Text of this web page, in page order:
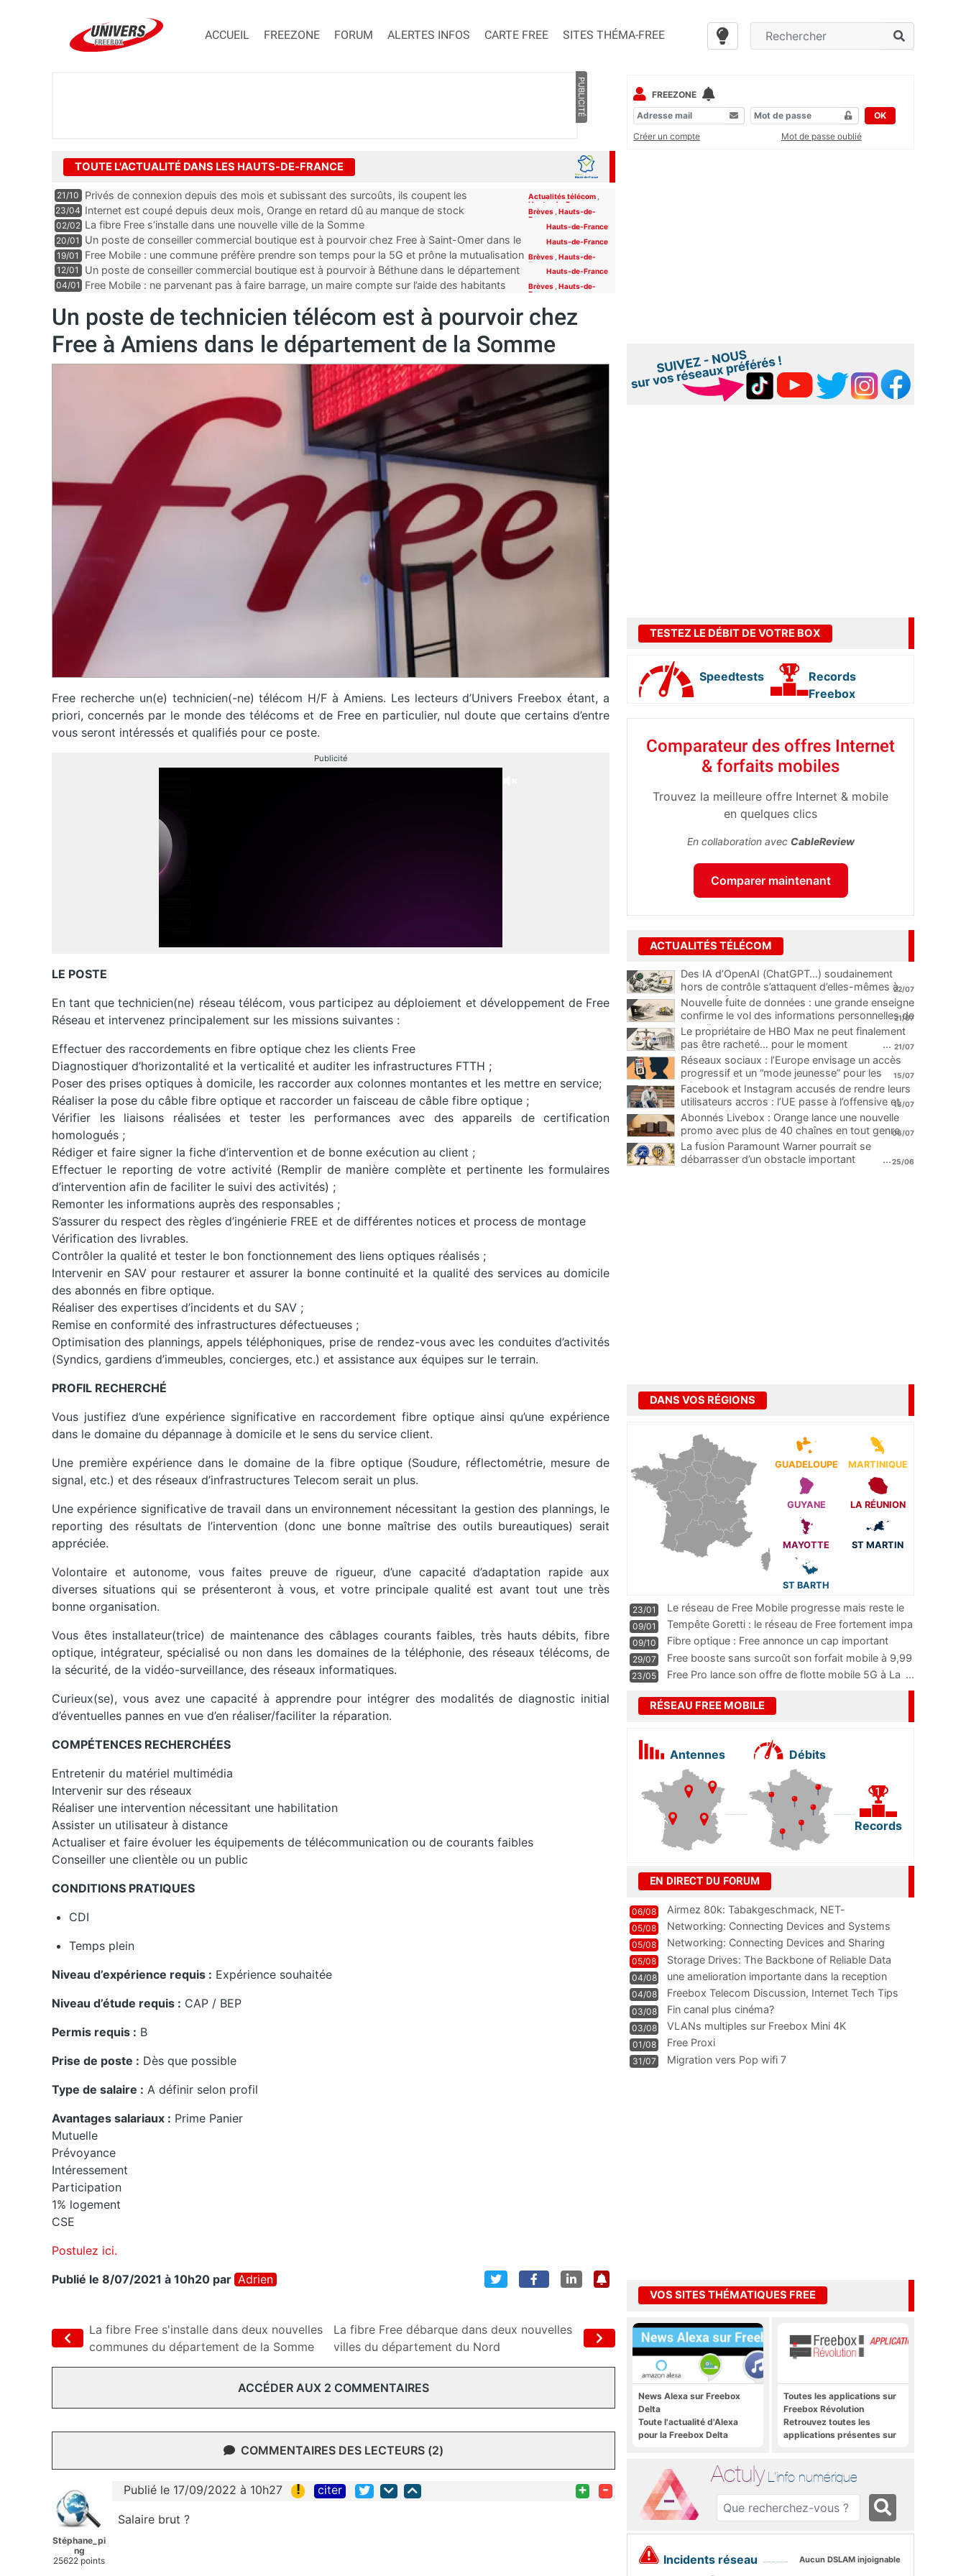
ACCUEIL FREEZONE FORUM ALERTES INFOS CARTE FREE SITES THÉMA-FREE
PUBLICITÉ
TOUTE L'ACTUALITÉ DANS LES HAUTS-DE-FRANCE
21/10
Privés de connexion depuis des mois et subissant des surcoûts, ils coupent les
prélèvements d’Orange
Actualités télécom
Hauts-de-France
23/04 Internet est coupé depuis deux mois, Orange en retard dû au manque de stock Brèves ,Hauts-de-
France
02/02 La fibre Free s’installe dans une nouvelle ville de la Somme Hauts-de-France
20/01
Un poste de conseiller commercial boutique est à pourvoir chez Free à Saint-Omer dans le
département du Pas-de-Calais
Hauts-de-France
19/01 Free Mobile : une commune préfère prendre son temps pour la 5G et prône la mutualisation Brèves ,Hauts-de-
France
12/01
Un poste de conseiller commercial boutique est à pourvoir à Béthune dans le département
du Pas-de-Calais
Hauts-de-France
04/01 Free Mobile : ne parvenant pas à faire barrage, un maire compte sur l’aide des habitants Brèves ,Hauts-de-
France
Un poste de technicien télécom est à pourvoir chez
Free à Amiens dans le département de la Somme
Free recherche un(e) technicien(-ne) télécom H/F à Amiens. Les lecteurs d’Univers Freebox étant, a
priori, concernés par le monde des télécoms et de Free en particulier, nul doute que certains d’entre
vous seront intéressés et qualifiés pour ce poste.
Publicité
LE POSTE
En tant que technicien(ne) réseau télécom, vous participez au déploiement et développement de Free
Réseau et intervenez principalement sur les missions suivantes :
Effectuer des raccordements en fibre optique chez les clients Free
Diagnostiquer d’horizontalité et la verticalité et auditer les infrastructures FTTH ;
Poser des prises optiques à domicile, les raccorder aux colonnes montantes et les mettre en service;
Réaliser la pose du câble fibre optique et raccorder un faisceau de câble fibre optique ;
Vérifier les liaisons réalisées et tester les performances avec des appareils de certification
homologués ;
Rédiger et faire signer la fiche d’intervention et de bonne exécution au client ;
Effectuer le reporting de votre activité (Remplir de manière complète et pertinente les formulaires
d’intervention afin de faciliter le suivi des activités) ;
Remonter les informations auprès des responsables ;
S’assurer du respect des règles d’ingénierie FREE et de différentes notices et process de montage
Vérification des livrables.
Contrôler la qualité et tester le bon fonctionnement des liens optiques réalisés ;
Intervenir en SAV pour restaurer et assurer la bonne continuité et la qualité des services au domicile
des abonnés en fibre optique.
Réaliser des expertises d’incidents et du SAV ;
Remise en conformité des infrastructures défectueuses ;
Optimisation des plannings, appels téléphoniques, prise de rendez-vous avec les conduites d’activités
(Syndics, gardiens d’immeubles, concierges, etc.) et assistance aux équipes sur le terrain.
PROFIL RECHERCHÉ
Vous justifiez d’une expérience significative en raccordement fibre optique ainsi qu’une expérience
dans le domaine du dépannage à domicile et le sens du service client.
Une première expérience dans le domaine de la fibre optique (Soudure, réflectométrie, mesure de
signal, etc.) et des réseaux d’infrastructures Telecom serait un plus.
Une expérience significative de travail dans un environnement nécessitant la gestion des plannings, le
reporting des résultats de l’intervention (donc une bonne maîtrise des outils bureautiques) serait
appréciée.
Volontaire et autonome, vous faites preuve de rigueur, d’une capacité d’adaptation rapide aux
diverses situations qui se présenteront à vous, et votre principale qualité est avant tout une très
bonne organisation.
Vous êtes installateur(trice) de maintenance des câblages courants faibles, très hauts débits, fibre
optique, intégrateur, spécialisé ou non dans les domaines de la téléphonie, des réseaux télécoms, de
la sécurité, de la vidéo-surveillance, des réseaux informatiques.
Curieux(se), vous avez une capacité à apprendre pour intégrer des modalités de diagnostic initial
d’éventuelles pannes en vue d’en réaliser/faciliter la réparation.
COMPÉTENCES RECHERCHÉES
Entretenir du matériel multimédia
Intervenir sur des réseaux
Réaliser une intervention nécessitant une habilitation
Assister un utilisateur à distance
Actualiser et faire évoluer les équipements de télécommunication ou de courants faibles
Conseiller une clientèle ou un public
CONDITIONS PRATIQUES
CDI
Temps plein
Niveau d’expérience requis : Expérience souhaitée
Niveau d’étude requis : CAP / BEP
Permis requis : B
Prise de poste : Dès que possible
Type de salaire : A définir selon profil
Avantages salariaux : Prime Panier
Mutuelle
Prévoyance
Intéressement
Participation
1% logement
CSE
Postulez ici.
Publié le 8/07/2021 à 10h20 par Adrien
La fibre Free s'installe dans deux nouvelles
communes du département de la Somme
La fibre Free débarque dans deux nouvelles
villes du département du Nord
ACCÉDER AUX 2 COMMENTAIRES
COMMENTAIRES DES LECTEURS (2)
Stéphane_pi
ng
25622 points
Publié le 17/09/2022 à 10h27 ! citer + -
Salaire brut ?
FREEZONE
OK
Créer un compte
Mot de passe oublié
TESTEZ LE DÉBIT DE VOTRE BOX
Speedtests
Records
Freebox
Comparateur des offres Internet
& forfaits mobiles
Trouvez la meilleure offre Internet & mobile
en quelques clics
En collaboration avec CableReview
Comparer maintenant
ACTUALITÉS TÉLÉCOM
Des IA d’OpenAI (ChatGPT…) soudainement
hors de contrôle s’attaquent d’elles-mêmes à
une plateforme
...
22/07
Nouvelle fuite de données : une grande enseigne
confirme le vol des informations personnelles de
ses clients
...
21/07
Le propriétaire de HBO Max ne peut finalement
pas être racheté… pour le moment
... 21/07
Réseaux sociaux : l’Europe envisage un accès
progressif et un “mode jeunesse” pour les
mineurs
...
15/07
Facebook et Instagram accusés de rendre leurs
utilisateurs accros : l’UE passe à l’offensive et
menace d’une amende record
...
13/07
Abonnés Livebox : Orange lance une nouvelle
promo avec plus de 40 chaînes en tout genre
pour 1€
06/07
La fusion Paramount Warner pourrait se
débarrasser d’un obstacle important
...25/06
DANS VOS RÉGIONS
GUADELOUPE MARTINIQUE
GUYANE LA RÉUNION
MAYOTTE ST MARTIN
ST BARTH
23/01
Le réseau de Free Mobile progresse mais reste le
m
...
09/01
Tempête Goretti : le réseau de Free fortement impa
09/10
Fibre optique : Free annonce un cap important
pass
...
29/07
Free booste sans surcoût son forfait mobile à 9,99
23/05 Free Pro lance son offre de flotte mobile 5G à La ...
RÉSEAU FREE MOBILE
Antennes Débits
Records
EN DIRECT DU FORUM
06/08
Airmez 80k: Tabakgeschmack, NET-
Technologie und Leistung im
05/08 Networking: Connecting Devices and Systems
05/08
Networking: Connecting Devices and Sharing
Information
05/08
Storage Drives: The Backbone of Reliable Data
Management
04/08
une amelioration importante dans la reception
WIFI
04/08
Freebox Telecom Discussion, Internet Tech Tips
Communi
03/08 Fin canal plus cinéma?
03/08 VLANs multiples sur Freebox Mini 4K
01/08 Free Proxi
31/07 Migration vers Pop wifi 7
VOS SITES THÉMATIQUES FREE
News Alexa sur Freebox
Delta
Toute l'actualité d'Alexa
pour la Freebox Delta
Toutes les applications sur
Freebox Révolution
Retrouvez toutes les
applications présentes sur
Actuly L'info numérique
Incidents réseau Aucun DSLAM injoignable